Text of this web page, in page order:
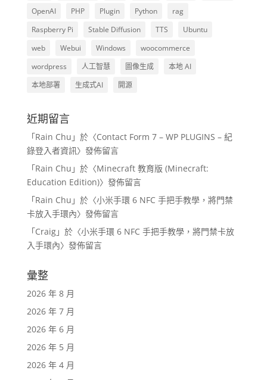
OpenAI
PHP Plugin Python
rag
Raspberry Pi
Stable Diffusion TTS
Ubuntu
web
Webui Windows
woocommerce
wordpress
人工智慧 圖像生成
本地 AI
本地部署
生成式AI 開源
近期留言
「Rain Chu 」於〈Contact Form 7 – WP PLUGINS – 紀
錄登入者資訊〉發佈留言
「Rain Chu 」於〈Minecraft 教育版 (Minecraft:
Education Edition)〉發佈留言
「Rain Chu 」於〈小米手環 6 NFC 手把手教學，將門禁
卡放入手環內〉發佈留言
「Craig」於〈小米手環 6 NFC 手把手教學，將門禁卡放
入手環內〉發佈留言
彙整
2026 年 8 月
2026 年 7 月
2026 年 6 月
2026 年 5 月
2026 年 4 月